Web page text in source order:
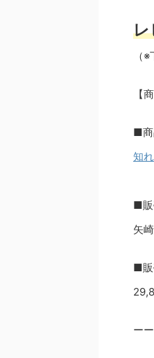
レ
（
【
■商
知
■販
矢
■販
ー